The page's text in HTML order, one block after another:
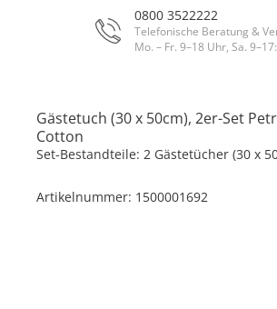
0800 3522222
Telefonische Beratung &
Mo. – Fr. 9–18 Uhr, Sa.
Gästetuch (30 x 50cm), 2er-Set
Cotton
Set-Bestandteile: 2 Gästetücher (30 x
Artikelnummer: 1500001692